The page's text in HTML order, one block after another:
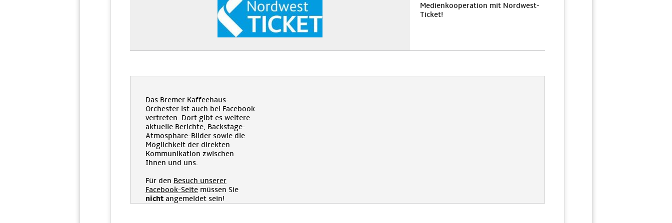
Medienkooperation mit Nordwest-
Ticket!
Das Bremer Kaffeehaus-
Orchester ist auch bei Facebook
vertreten. Dort gibt es weitere
aktuelle Berichte, Backstage-
Atmosphäre-Bilder sowie die
Möglichkeit der direkten
Kommunikation zwischen
Ihnen und uns.
Für den Besuch unserer
Facebook-Seite müssen Sie
nicht angemeldet sein!